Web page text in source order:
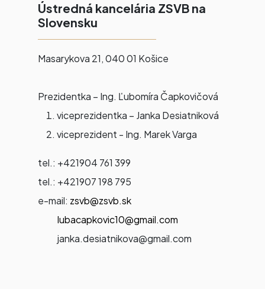
Ústredná kancelária ZSVB na
Slovensku
Masarykova 21, 040 01 Košice
Prezidentka – Ing. Ľubomíra Čapkovičová
viceprezidentka – Janka Desiatniková
viceprezident - Ing. Marek Varga
tel.: +421904 761 399
tel.: +421907 198 795
e-mail: zsvb@zsvb.sk
lubacapkovic10@gmail.com
janka.desiatnikova@gmail.com